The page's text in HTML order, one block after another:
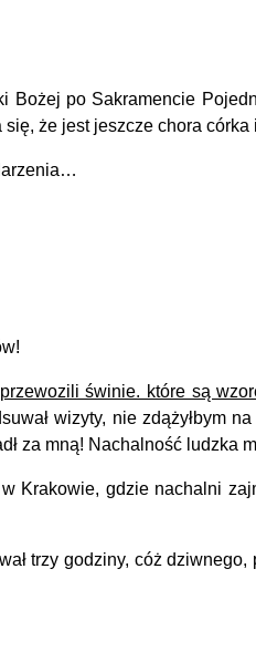
Bożej po Sakramencie
że jest jeszcze chora córka
przewozili świnie. które są
wizyty, nie zdążyłbym
za mną! Nachalność ludzka
gdzie nachalni
trzy godziny, cóż